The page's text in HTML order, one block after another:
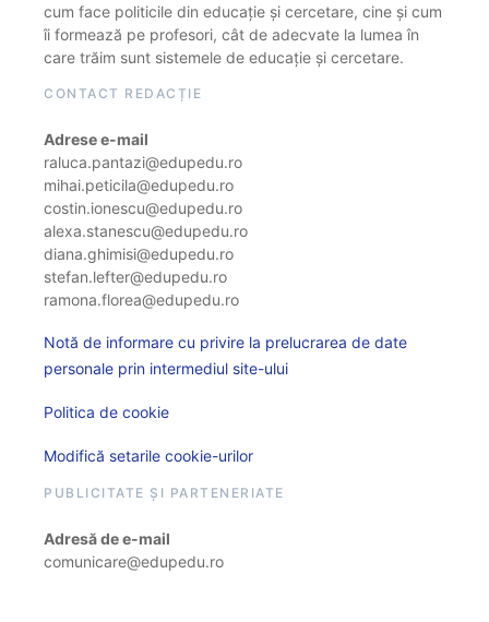
cum face politicile din educație și cercetare, cine și cum
îi formează pe profesori, cât de adecvate la lumea în
care trăim sunt sistemele de educație și cercetare.
CONTACT REDACȚIE
Adrese e-mail
raluca.pantazi@edupedu.ro
mihai.peticila@edupedu.ro
costin.ionescu@edupedu.ro
alexa.stanescu@edupedu.ro
diana.ghimisi@edupedu.ro
stefan.lefter@edupedu.ro
ramona.florea@edupedu.ro
Notă de informare cu privire la prelucrarea de date
personale prin intermediul site-ului
Politica de cookie
Modifică setarile cookie-urilor
PUBLICITATE ȘI PARTENERIATE
Adresă de e-mail
comunicare@edupedu.ro